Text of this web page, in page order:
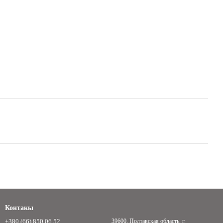
Контакы
+380 (66) 850 06 52
39600, Полтавская область, г.